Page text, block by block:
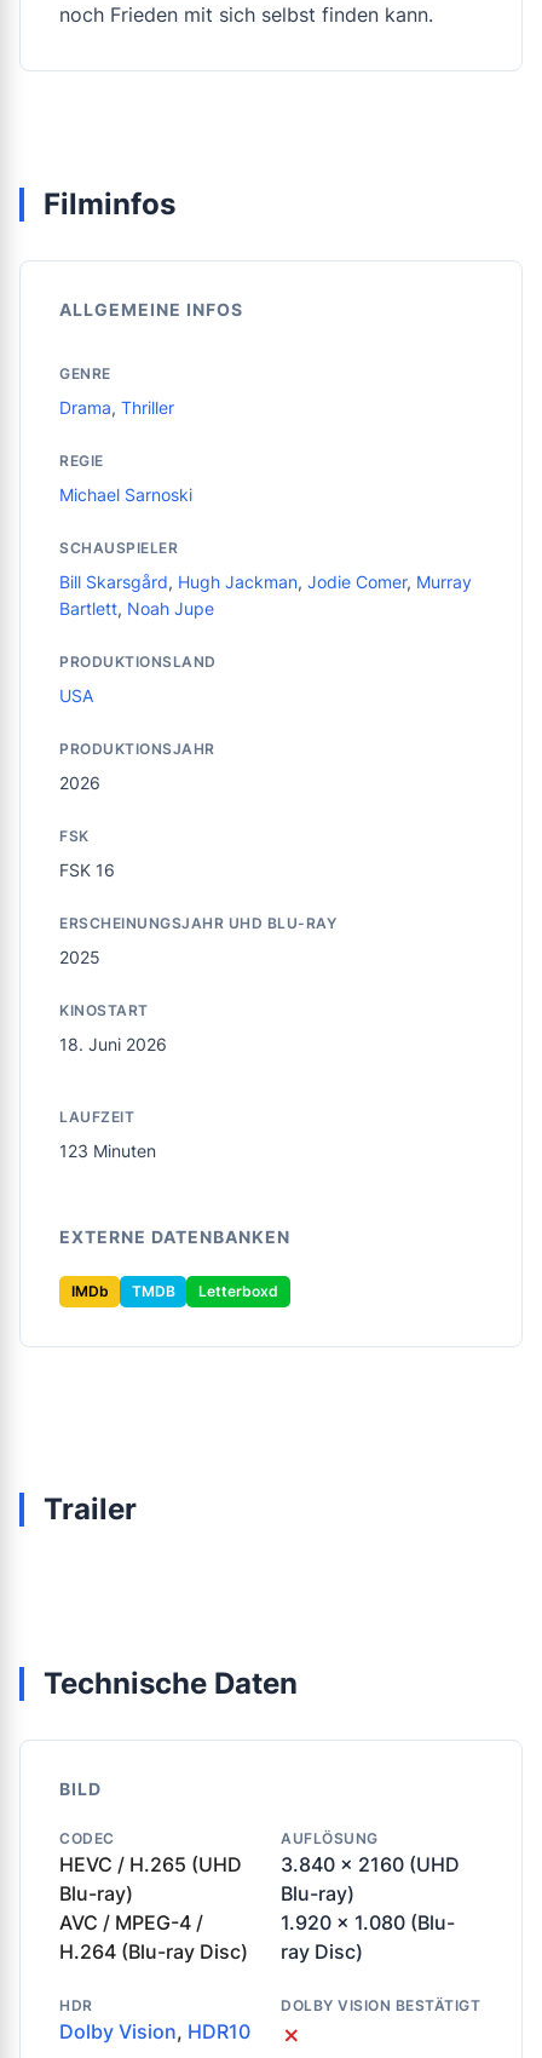
noch Frieden mit sich selbst finden kann.
Filminfos
ALLGEMEINE INFOS
GENRE
Drama, Thriller
REGIE
Michael Sarnoski
SCHAUSPIELER
Bill Skarsgård, Hugh Jackman, Jodie Comer, Murray
Bartlett, Noah Jupe
PRODUKTIONSLAND
USA
PRODUKTIONSJAHR
2026
FSK
FSK 16
ERSCHEINUNGSJAHR UHD BLU-RAY
2025
KINOSTART
18. Juni 2026
LAUFZEIT
123 Minuten
EXTERNE DATENBANKEN
IMDb TMDB Letterboxd
Trailer
Technische Daten
BILD
CODEC
HEVC / H.265 (UHD
Blu-ray)
AVC / MPEG-4 /
H.264 (Blu-ray Disc)
AUFLÖSUNG
3.840 x 2160 (UHD
Blu-ray)
1.920 x 1.080 (Blu-
ray Disc)
HDR
Dolby Vision, HDR10
DOLBY VISION BESTÄTIGT
✗